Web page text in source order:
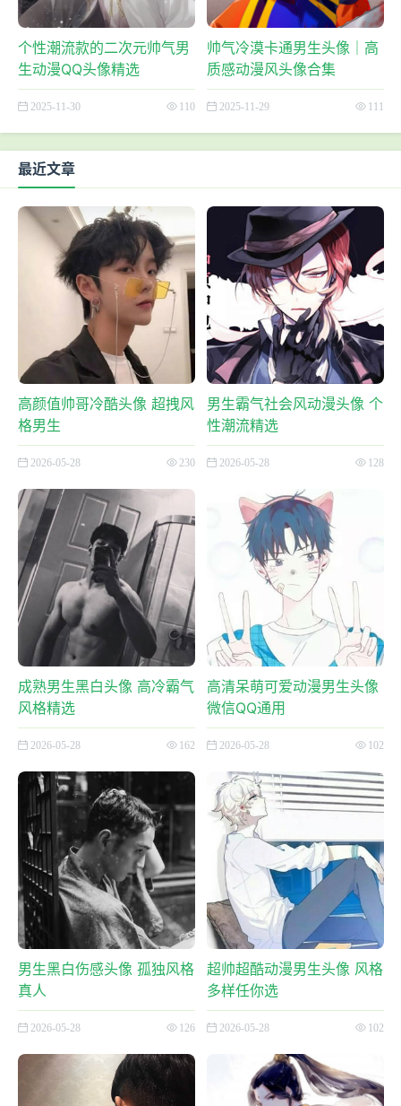
个性潮流款的二次元帅气男
生动漫QQ头像精选
2025-11-30 110
帅气冷漠卡通男生头像｜高
质感动漫风头像合集
2025-11-29 111
最近文章
高颜值帅哥冷酷头像 超拽风
格男生
2026-05-28 230
男生霸气社会风动漫头像 个
性潮流精选
2026-05-28 128
成熟男生黑白头像 高冷霸气
风格精选
2026-05-28 162
高清呆萌可爱动漫男生头像
微信QQ通用
2026-05-28 102
男生黑白伤感头像 孤独风格
真人
2026-05-28 126
超帅超酷动漫男生头像 风格
多样任你选
2026-05-28 102